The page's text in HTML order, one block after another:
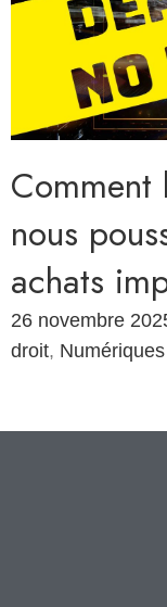
Comment
nous
achats
26 novembre
droit, Numériques